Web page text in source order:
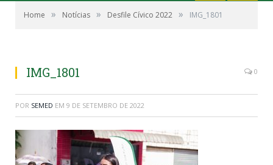
Home » Notícias » Desfile Cívico 2022 » IMG_1801
IMG_1801 0
POR SEMED EM 9 DE SETEMBRO DE 2022